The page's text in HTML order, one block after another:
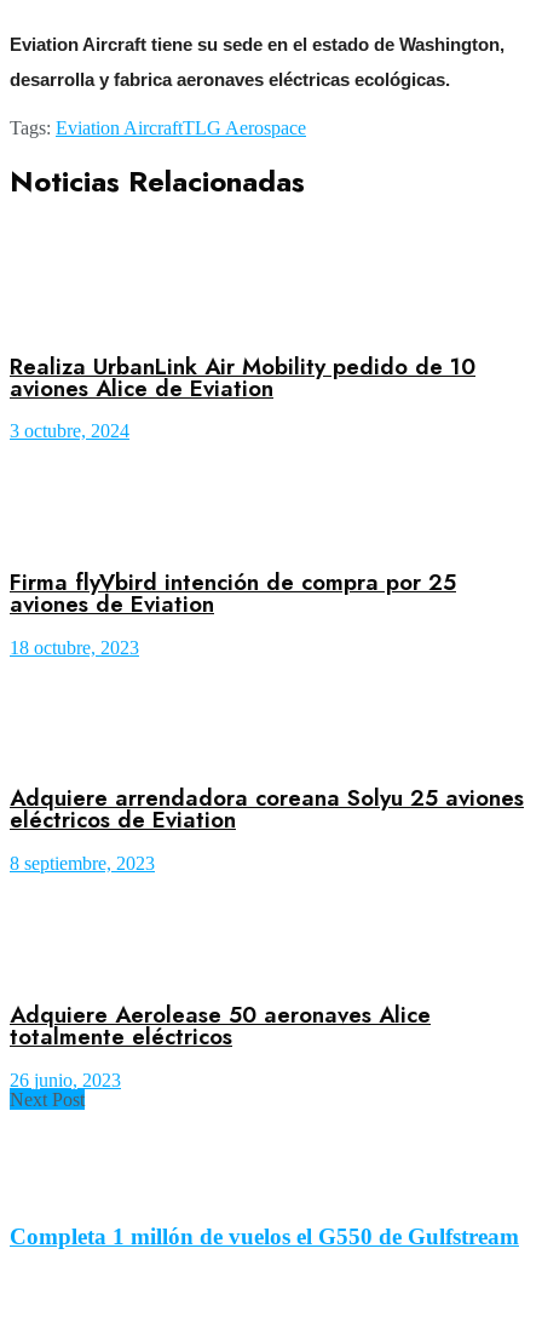
Eviation Aircraft tiene su sede en el estado de Washington,
desarrolla y fabrica aeronaves eléctricas ecológicas.
Tags: Eviation AircraftTLG Aerospace
Noticias Relacionadas
Realiza UrbanLink Air Mobility pedido de 10
aviones Alice de Eviation
3 octubre, 2024
Firma flyVbird intención de compra por 25
aviones de Eviation
18 octubre, 2023
Adquiere arrendadora coreana Solyu 25 aviones
eléctricos de Eviation
8 septiembre, 2023
Adquiere Aerolease 50 aeronaves Alice
totalmente eléctricos
26 junio, 2023
Next Post
Completa 1 millón de vuelos el G550 de Gulfstream